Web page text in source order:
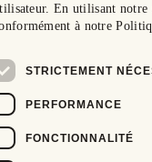
En utilisant notre
à notre
STRICTEMENT
PERFORMANCE
FONCTIONNALITÉ